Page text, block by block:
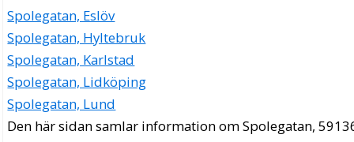
Spolegatan, Eslöv
Spolegatan, Hyltebruk
Spolegatan, Karlstad
Spolegatan, Lidköping
Spolegatan, Lund
Den här sidan samlar information om Spolegatan,